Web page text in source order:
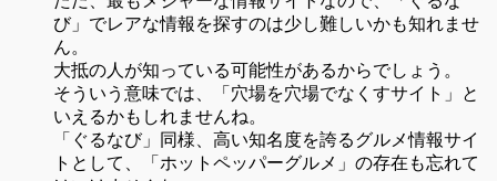
び」でレアな情報を探すのは少し難しいかも知れませ
ん。
大抵の人が知っている可能性があるからでしょう。
そういう意味では、「穴場を穴場でなくすサイト」と
いえるかもしれませんね。
「ぐるなび」同様、高い知名度を誇るグルメ情報サイ
トとして、「ホットペッパーグルメ」の存在も忘れて